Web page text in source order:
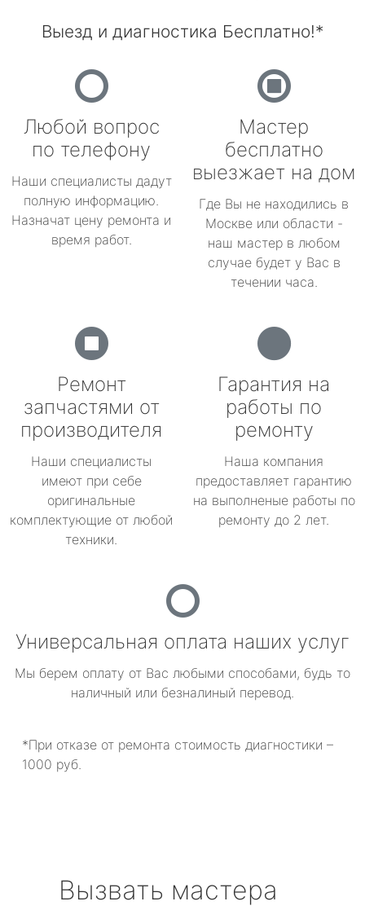
Выезд и диагностика Бесплатно!*
Любой вопрос
по телефону
Наши специалисты дадут
полную информацию.
Назначат цену ремонта и
время работ.
Мастер
бесплатно
выезжает на дом
Где Вы не находились в
Москве или области -
наш мастер в любом
случае будет у Вас в
течении часа.
Ремонт
запчастями от
производителя
Наши специалисты
имеют при себе
оригинальные
комплектующие от любой
техники.
Гарантия на
работы по
ремонту
Наша компания
предоставляет гарантию
на выполненые работы по
ремонту до 2 лет.
Универсальная оплата наших услуг
Мы берем оплату от Вас любыми способами, будь то
наличный или безналиный перевод.
*При отказе от ремонта стоимость диагностики –
1000 руб.
Вызвать мастера